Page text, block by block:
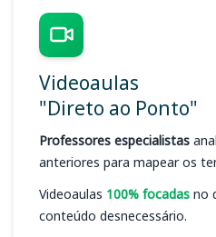
Videoaulas
"Direto ao Ponto"
Professores especialistas
anteriores para mapear os
Videoaulas 100% focadas no
conteúdo desnecessário.